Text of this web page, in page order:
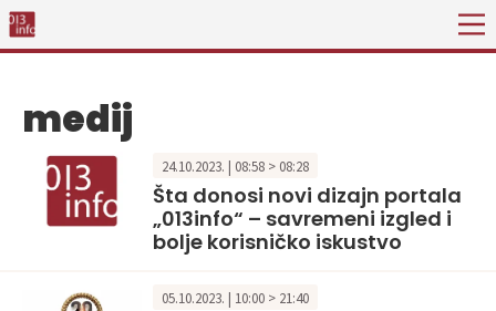
medij
24.10.2023. | 08:58 > 08:28
Šta donosi novi dizajn portala
„013info“ – savremeni izgled i
bolje korisničko iskustvo
05.10.2023. | 10:00 > 21:40